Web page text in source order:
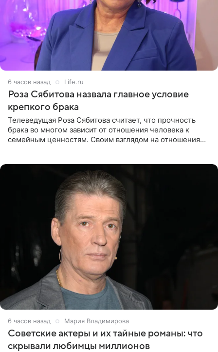
6 часов назад Life.ru
Роза Сябитова назвала главное условие
крепкого брака
Телеведущая Роза Сябитова считает, что прочность
брака во многом зависит от отношения человека к
семейным ценностям. Своим взглядом на отношения
6 часов назад Мария Владимирова
Советские актеры и их тайные романы: что
скрывали любимцы миллионов